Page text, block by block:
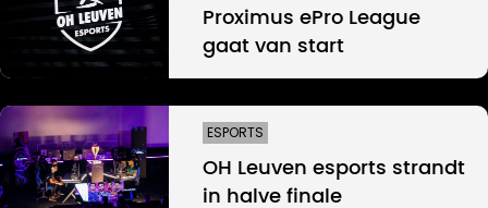
Proximus ePro League
gaat van start
ESPORTS
OH Leuven esports strandt
in halve finale